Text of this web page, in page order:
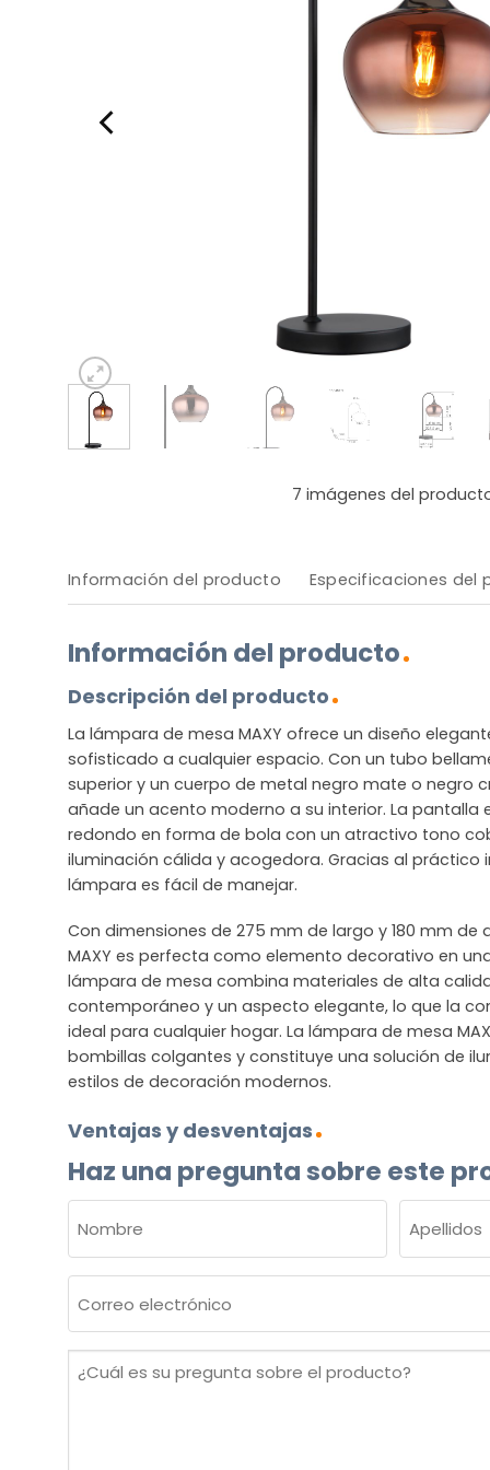
7 imágenes del
Información del producto Especificaciones del
Información del producto
Descripción del producto
La lámpara de mesa MAXY ofrece un diseño
sofisticado a cualquier espacio. Con un tubo
superior y un cuerpo de metal negro mate o negro
añade un acento moderno a su interior. La pantalla
redondo en forma de bola con un atractivo tono
iluminación cálida y acogedora. Gracias al práctico
lámpara es fácil de manejar.
Con dimensiones de 275 mm de largo y 180 mm de
MAXY es perfecta como elemento decorativo en
lámpara de mesa combina materiales de alta
contemporáneo y un aspecto elegante, lo que la
ideal para cualquier hogar. La lámpara de mesa
bombillas colgantes y constituye una solución de
estilos de decoración modernos.
Ventajas y desventajas
Haz una pregunta sobre este
(OBLIGATORIO)
Nombre Apellidos
electrónico
¿Cuál